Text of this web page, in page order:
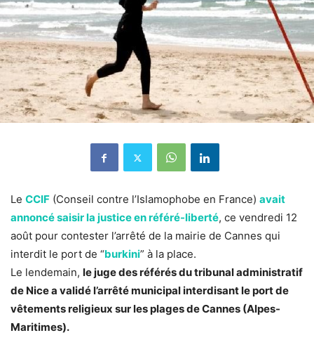
Le CCIF (Conseil contre l’Islamophobe en France) avait
annoncé saisir la justice en référé-liberté, ce vendredi 12
août pour contester l’arrêté de la mairie de Cannes qui
interdit le port de “burkini” à la place.
Le lendemain, le juge des référés du tribunal administratif
de Nice a validé l’arrêté municipal interdisant le port de
vêtements religieux sur les plages de Cannes (Alpes-
Maritimes).